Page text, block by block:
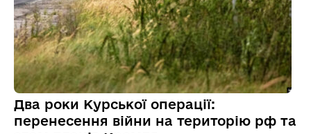
Два роки Курської операції:
перенесення війни на територію рф та